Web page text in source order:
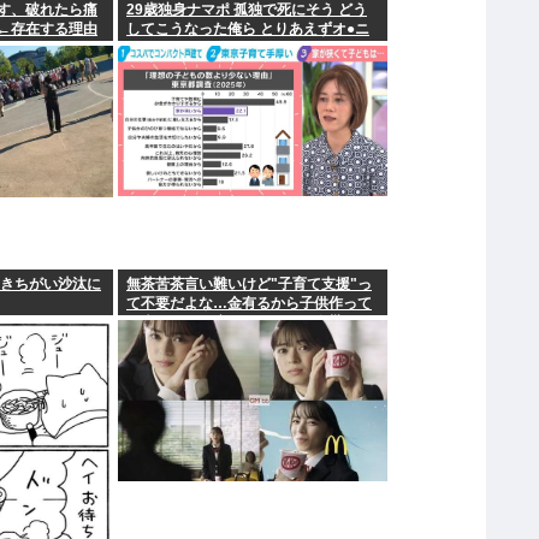
、破れたら痛
存在する理由
29歳独身ナマポ 孤独で死にそう どう
してこうなった俺ら とりあえずオ●ニ
ーしてきた
ちがい沙汰に
無茶苦茶言い難いけど"子育て支援"っ
て不要だよな…金有るから子供作って
る癖に更に政府からたんまり金貰う屑
だよ